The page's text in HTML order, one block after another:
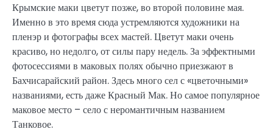
Крымские маки цветут позже, во второй половине мая.
Именно в это время сюда устремляются художники на
пленэр и фотографы всех мастей. Цветут маки очень
красиво, но недолго, от силы пару недель. За эффектными
фотосессиями в маковых полях обычно приезжают в
Бахчисарайский район. Здесь много сел с «цветочными»
названиями, есть даже Красный Мак. Но самое популярное
маковое место – село с неромантичным названием
Танковое.